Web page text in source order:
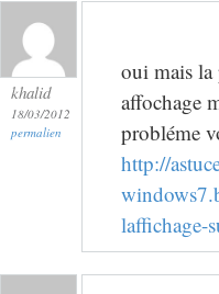
khalid
18/03/2012
permalien
oui mais la
affochage
probléme
http://
laffichage-